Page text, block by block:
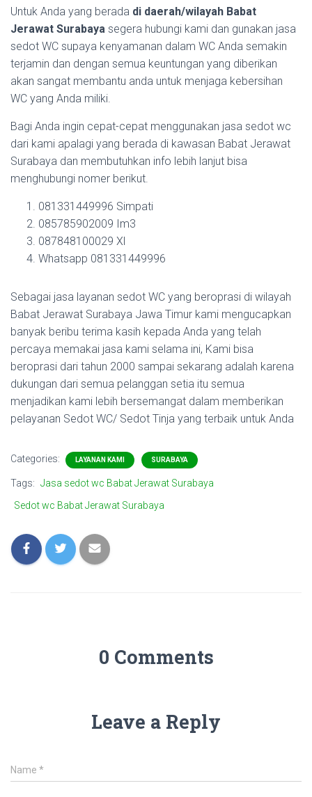
Untuk Anda yang berada di daerah/wilayah Babat
Jerawat Surabaya segera hubungi kami dan gunakan jasa
sedot WC supaya kenyamanan dalam WC Anda semakin
terjamin dan dengan semua keuntungan yang diberikan
akan sangat membantu anda untuk menjaga kebersihan
WC yang Anda miliki.
Bagi Anda ingin cepat-cepat menggunakan jasa sedot wc
dari kami apalagi yang berada di kawasan Babat Jerawat
Surabaya dan membutuhkan info lebih lanjut bisa
menghubungi nomer berikut.
081331449996 Simpati
085785902009 Im3
087848100029 Xl
Whatsapp 081331449996
Sebagai jasa layanan sedot WC yang beroprasi di wilayah
Babat Jerawat Surabaya Jawa Timur kami mengucapkan
banyak beribu terima kasih kepada Anda yang telah
percaya memakai jasa kami selama ini, Kami bisa
beroprasi dari tahun 2000 sampai sekarang adalah karena
dukungan dari semua pelanggan setia itu semua
menjadikan kami lebih bersemangat dalam memberikan
pelayanan Sedot WC/ Sedot Tinja yang terbaik untuk Anda
Categories: LAYANAN KAMI SURABAYA
Tags: Jasa sedot wc Babat Jerawat Surabaya
Sedot wc Babat Jerawat Surabaya
0 Comments
Leave a Reply
Name *